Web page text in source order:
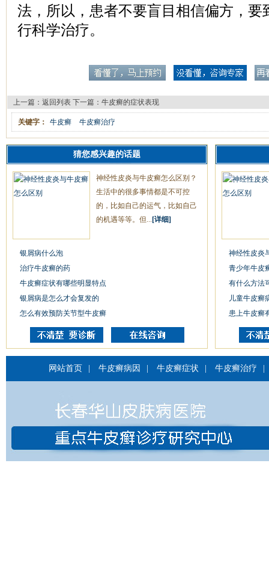
法，所以，患者不要盲目相信偏方，要
行科学治疗。
上一篇： 返回列表 下一篇： 牛皮癣的症状表现
关键字： 牛皮癣 牛皮癣治疗
猜您感兴趣的话题
神经性皮炎与牛皮癣怎么区别？
生活中的很多事情都是不可控
的，比如自己的运气，比如自己
的机遇等等。但... [详细]
银屑病什么泡
治疗牛皮癣的药
牛皮癣症状有哪些明显特点
银屑病是怎么才会复发的
怎么有效预防关节型牛皮癣
神经性皮炎
青少年牛皮
有什么方法
儿童牛皮癣
患上牛皮癣
网站首页 牛皮癣病因 牛皮癣症状 牛皮癣治疗